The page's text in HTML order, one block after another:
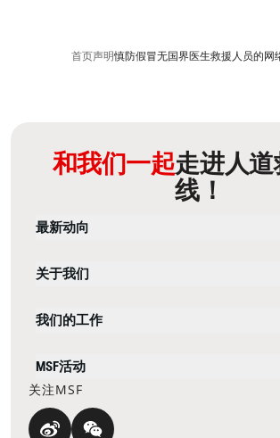
首页声明慎防假冒无国界医生救援人员的网
和我们一起走进人
线！
最新动向
关于我们
我们的工作
MSF活动
关注MSF